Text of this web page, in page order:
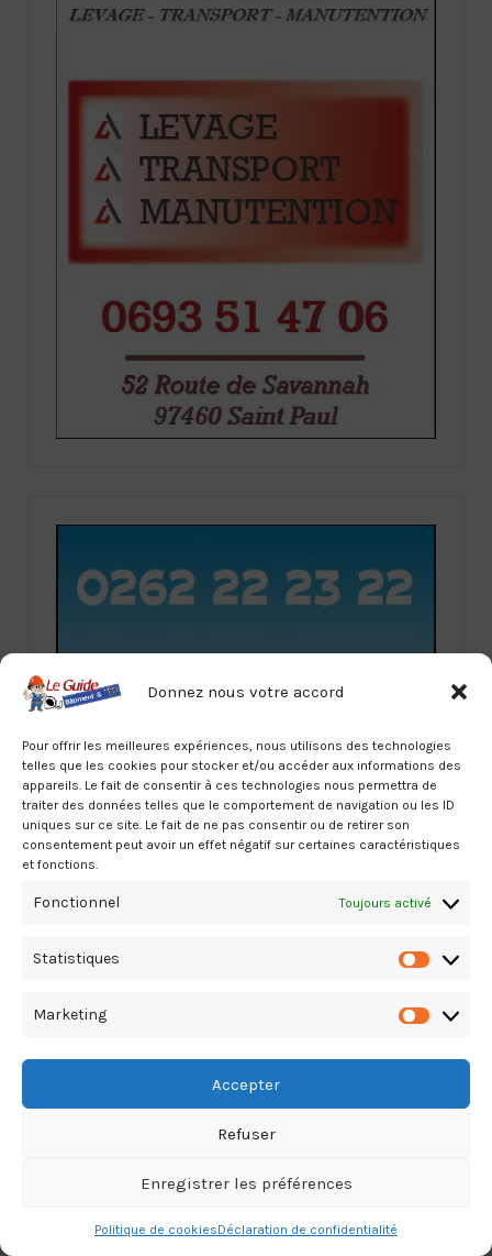
Donnez nous votre accord
Pour offrir les meilleures expériences, nous utilisons des technologies
telles que les cookies pour stocker et/ou accéder aux informations des
appareils. Le fait de consentir à ces technologies nous permettra de
traiter des données telles que le comportement de navigation ou les ID
uniques sur ce site. Le fait de ne pas consentir ou de retirer son
consentement peut avoir un effet négatif sur certaines caractéristiques
et fonctions.
Fonctionnel Toujours activé
Statistiques
Marketing
Accepter
Refuser
Enregistrer les préférences
Politique de cookiesDéclaration de confidentialité